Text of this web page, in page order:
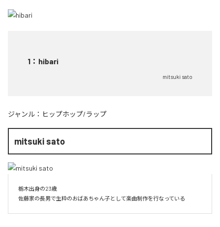
1 ： hibari
mitsuki sato
ジャンル： ヒップホップ/ラップ
mitsuki sato
栃木出身の23歳
佐藤家の長男で生粋のおばあちゃん子として楽曲制作を行なっている